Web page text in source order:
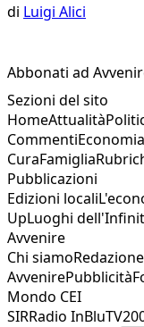
di Luigi Alici
Abbonati ad
Sezioni del sito
HomeAttualità
CommentiEconomia
CuraFamiglia
Pubblicazioni
Edizioni locali
UpLuoghi
Avvenire
Chi siamoRedazione
AvvenirePubblicità
Mondo CEI
SIRRadio InBlu